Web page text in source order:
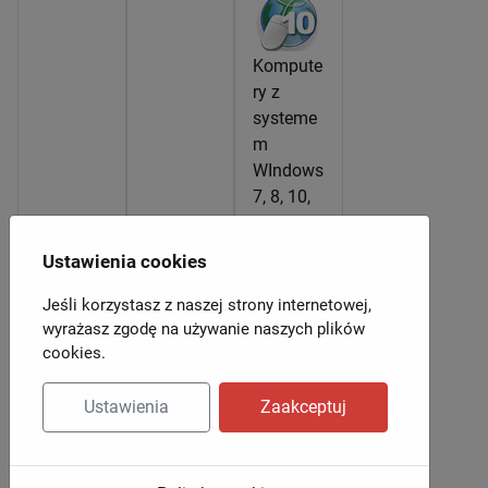
Kompute
ry z
systeme
m
WIndows
7, 8, 10,
11
Ustawienia cookies
Jeśli korzystasz z naszej strony internetowej,
wyrażasz zgodę na używanie naszych plików
cookies.
Ustawienia Zaakceptuj